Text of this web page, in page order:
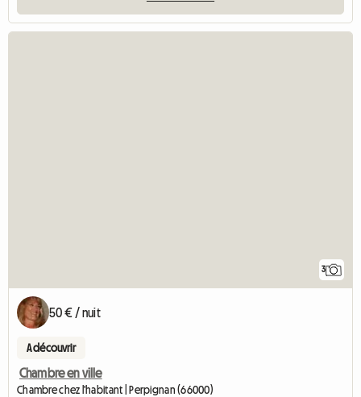
3
50 € / nuit
A découvrir
Chambre en ville
Chambre chez l'habitant | Perpignan (66000)